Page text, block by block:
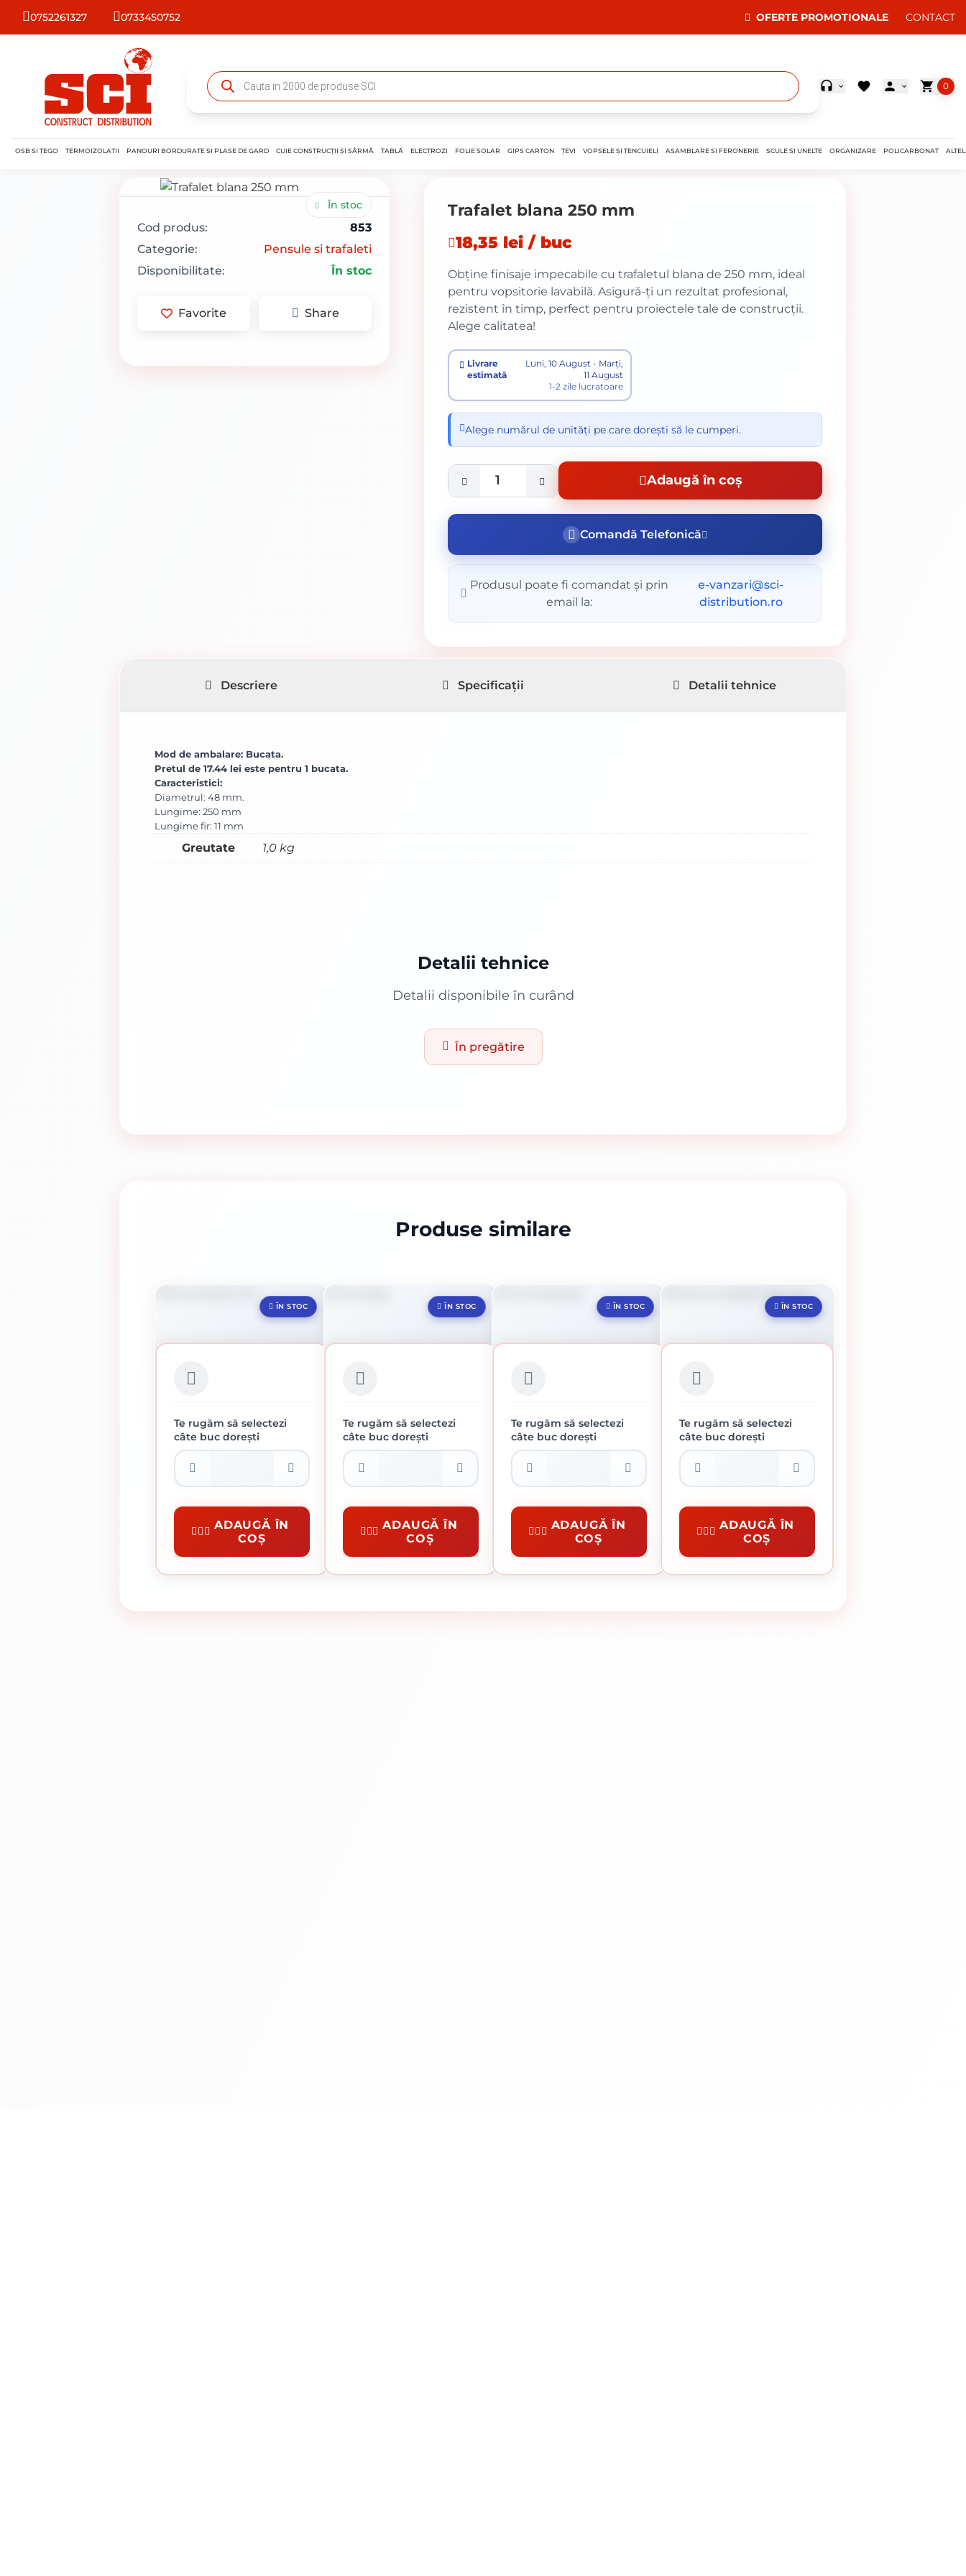
0752261327 0733450752 OFERTE PROMOTIONALE CONTACT
0
OSB SI TEGO TERMOIZOLATII PANOURI BORDURATE SI PLASE DE GARD CUIE CONSTRUCȚII ȘI SÂRMĂ TABLĂ ELECTROZI FOLIE SOLAR GIPS CARTON ȚEVI VOPSELE ȘI TENCUIELI ASAMBLARE SI FERONERIE SCULE SI UNELTE ORGANIZARE POLICARBONAT
În stoc
Cod produs:
853
Categorie:
Pensule si trafaleti
Disponibilitate:
În stoc
Favorite Share
Trafalet blana 250 mm
18,35 lei / buc
Obține finisaje impecabile cu trafaletul blana de 250 mm, ideal
pentru vopsitorie lavabilă. Asigură-ți un rezultat profesional,
rezistent în timp, perfect pentru proiectele tale de construcții.
Alege calitatea!
Livrare
estimată
Luni, 10 August - Marți,
11 August
1-2 zile lucratoare
Alege numărul de unități pe care dorești să le cumperi.
Adaugă în coș
Comandă Telefonică
Produsul poate fi comandat și prin
email la:
e-vanzari@sci-
distribution.ro
Descriere Specificații Detalii tehnice
Mod de ambalare: Bucata.
Pretul de 17.44 lei este pentru 1 bucata.
Caracteristici:
Diametrul: 48 mm.
Lungime: 250 mm
Lungime fir: 11 mm
Greutate 1,0 kg
Detalii tehnice
Detalii disponibile în curând
În pregătire
Produse similare
ÎN STOC
Pensule Si Trafaleti
Te rugăm să selectezi
câte buc dorești
ADAUGĂ ÎN
COȘ
ÎN STOC
Unelte Uzuale Gospodărie
Te rugăm să selectezi
câte buc dorești
ADAUGĂ ÎN
COȘ
ÎN STOC
Unelte Uzuale Gospodărie
Te rugăm să selectezi
câte buc dorești
ADAUGĂ ÎN
COȘ
ÎN STOC
REZERVA TRAFALET 180
Pensule Si Trafaleti
Te rugăm să selectezi
câte buc dorești
ADAUGĂ ÎN
COȘ